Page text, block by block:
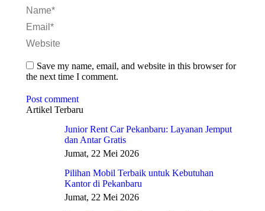
Name *
Email *
Website
Save my name, email, and website in this browser for
the next time I comment.
Post comment
Artikel Terbaru
Junior Rent Car Pekanbaru: Layanan Jemput
dan Antar Gratis
Jumat, 22 Mei 2026
Pilihan Mobil Terbaik untuk Kebutuhan
Kantor di Pekanbaru
Jumat, 22 Mei 2026